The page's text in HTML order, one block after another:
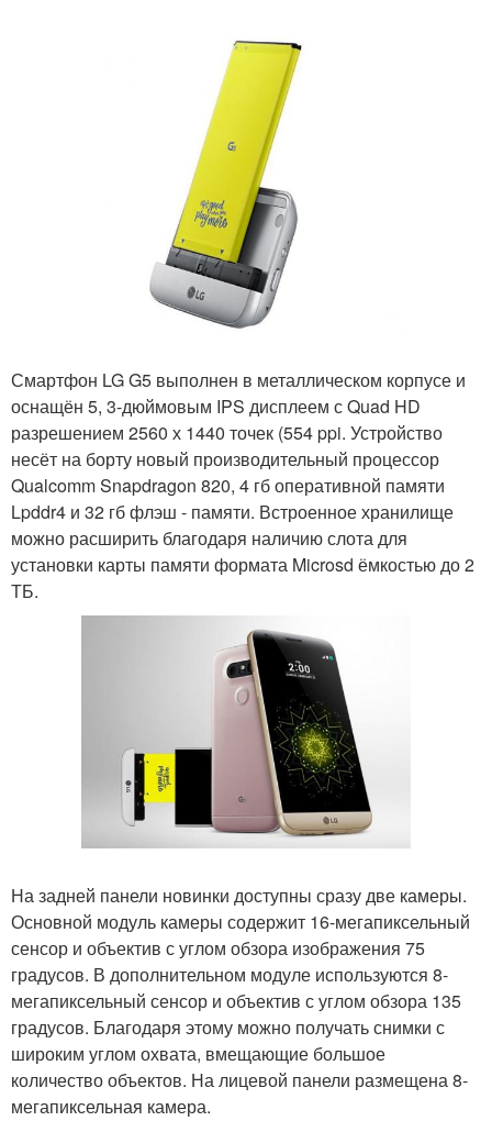
Смартфон LG G5 выполнен в металлическом корпусе и
оснащён 5, 3-дюймовым IPS дисплеем с Quad HD
разрешением 2560 х 1440 точек (554 ppi. Устройство
несёт на борту новый производительный процессор
Qualcomm Snapdragon 820, 4 гб оперативной памяти
Lpddr4 и 32 гб флэш - памяти. Встроенное хранилище
можно расширить благодаря наличию слота для
установки карты памяти формата Microsd ёмкостью до 2
ТБ.
На задней панели новинки доступны сразу две камеры.
Основной модуль камеры содержит 16-мегапиксельный
сенсор и объектив с углом обзора изображения 75
градусов. В дополнительном модуле используются 8-
мегапиксельный сенсор и объектив с углом обзора 135
градусов. Благодаря этому можно получать снимки с
широким углом охвата, вмещающие большое
количество объектов. На лицевой панели размещена 8-
мегапиксельная камера.